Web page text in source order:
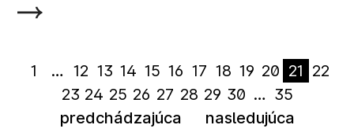
predchádzajúca
1 … 12 13 14 15 16 17 18 19 20 21 22
23 24 25 26 27 28 29 30 … 35
nasledujúca